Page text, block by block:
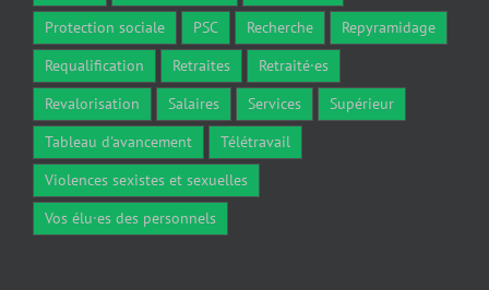
Protection sociale
PSC Recherche
Repyramidage
Requalification
Retraites
Retraité·es
Revalorisation
Salaires Services
Supérieur
Tableau d'avancement
Télétravail
Violences sexistes et sexuelles
Vos élu·es des personnels